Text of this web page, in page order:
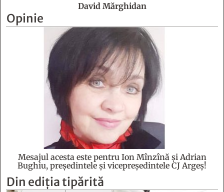
David Mărghidan
Opinie
Mesajul acesta este pentru Ion Mînzînă şi Adrian
Bughiu, preşedintele şi vicepreşedintele CJ Argeş!
Din ediția tipărită